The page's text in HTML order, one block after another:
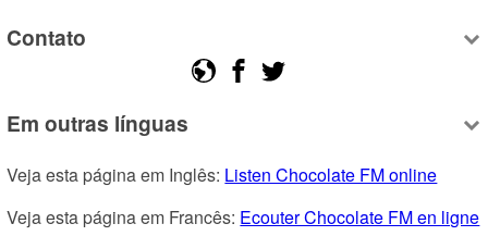
Contato
Em outras línguas
Veja esta página em Inglês: Listen Chocolate FM online
Veja esta página em Francês: Ecouter Chocolate FM en ligne